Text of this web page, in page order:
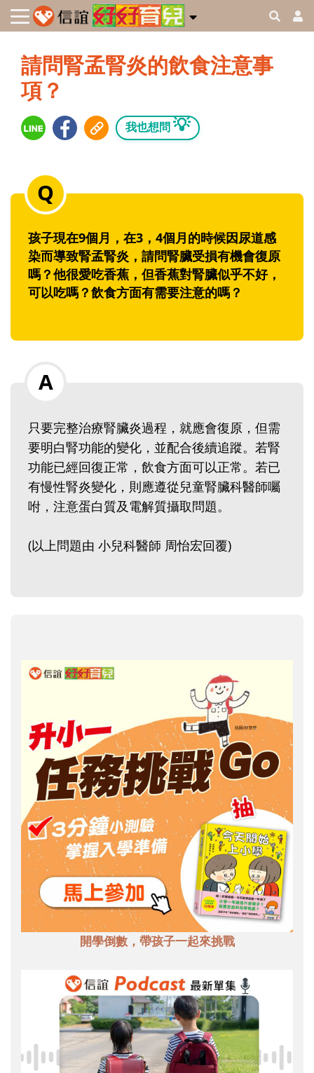
請問腎孟腎炎的飲食注意事
項？
我也想問 💡
孩子現在9個月，在3，4個月的時候因尿道感
染而導致腎孟腎炎，請問腎臟受損有機會復原
嗎？他很愛吃香蕉，但香蕉對腎臟似乎不好，
可以吃嗎？飲食方面有需要注意的嗎？
只要完整治療腎臟炎過程，就應會復原，但需
要明白腎功能的變化，並配合後續追蹤。若腎
功能已經回復正常，飲食方面可以正常。若已
有慢性腎炎變化，則應遵從兒童腎臟科醫師囑
咐，注意蛋白質及電解質攝取問題。
(以上問題由 小兒科醫師 周怡宏回覆)
開學倒數，帶孩子一起來挑戰